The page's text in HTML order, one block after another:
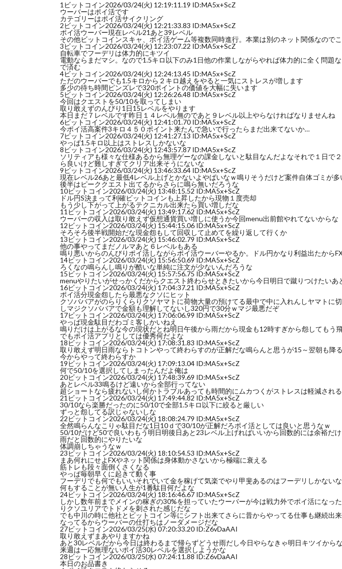
1 ビットコイン2026/03/24(火) 12:19:11.19 ID:MA5x+ScZ
ウーバーはポイ活です
カテゴリーはポイ活サイクリング
2ビットコイン2026/03/24(火) 12:21:33.83 ID:MA5x+ScZ
ポイ活ウーバー現在レベル21あと39レベル
その他ビットコインスキャ、ポイ活ゲーム等複数同時進行。本業は別のネット関係なので
3ビットコイン2026/03/24(火) 12:23:07.22 ID:MA5x+ScZ
自転車でフーデリは体力的にキツイ
電動ならまだマシ。なので1.5キロ以下のみ1日他の作業しながらやれば体力的に全く問題
で済む
4ビットコイン2026/03/24(火) 12:24:13.45 ID:MA5x+ScZ
ただのウーバーでも1.5キロから２キロ越えをやると一気にストレスが増します
多少の待ち時間ピンズレで320ポイントの価値を大幅に失います
5ビットコイン2026/03/24(火) 12:26:26.48 ID:MA5x+ScZ
今回はクエストを50/10を取ってしまい
取り敢えずのんびり1日15レベルをやります
本日まだ７レベルです昨日１４レベル無のであと９レベル以上やらなければなりませんね
6ビットコイン2026/03/24(火) 12:41:01.70 ID:MA5x+ScZ
今ポイ活高案件3キロ４５０ポイント来たんで急いで行ったらまだ出来てないか…
7ビットコイン2026/03/24(火) 12:41:27.13 ID:MA5x+ScZ
やっぱ1.5キロ以上はストレスしかないな
8ビットコイン2026/03/24(火) 12:43:57.87 ID:MA5x+ScZ
ソリティアも様々な仕様あるから無理ゲーなの課金しないと駄目なんだよなそれで１日で
ら良いけど難しすぎてクリア出来そうにないな
9ビットコイン2026/03/24(火) 13:46:33.64 ID:MA5x+ScZ
現在レベル26あと最低4レベル上げとかないよやばいなｗ鳴りそうだけど案件自体ゴミが多
後半はピーククエスト出てるからさらに鳴ら無いだろうな
10ビットコイン2026/03/24(火) 13:48:15.52 ID:MA5x+ScZ
ドル円S決まって利確ビットコインも上昇したから現物１度売却
もう少し下がって上がるテクニカル出来たら買い増しだな
11 ビットコイン2026/03/24(火) 13:49:17.62 ID:MA5x+ScZ
ウーバーの収入は取り敢えず仮想通貨買い増しに使うか今回menu出前館やれてないからな
12ビットコイン2026/03/24(火) 15:44:15.06 ID:MA5x+ScZ
そろそろ後半戦開始だな現金怨もして回収して止めてを繰り返して行くか
13ビットコイン2026/03/24(火) 15:46:02.79 ID:MA5x+ScZ
他の事やってまだノルマあと６レベルもある
鳴り悪いからのんびりポイ活しながらポイ活ウーバーやるか。ドル円かなり利益出たから
14ビットコイン2026/03/24(火) 15:56:50.69 ID:MA5x+ScZ
ろくなの鳴らんし鳴りが酷いな単純に注文が少ないんだろうな
15ビットコイン2026/03/24(火) 15:57:56.75 ID:MA5x+ScZ
menuやりたいがせっかくだからクエスト終わらせときたいから今日明日で蹴りつけたいあ
16ビットコイン2026/03/24(火) 17:04:37.21 ID:MA5x+ScZ
ポイ活分現金怨したら最悪なクソにヒット
クソババアがのらりくらりクソヤマトに荷物大量の預けてる最中で中に入れんしヤマトに
しマジクソババアで金額も理解してないし320円で30分ｗマジ最悪だぞ
17ビットコイン2026/03/24(火) 17:06:06.99 ID:MA5x+ScZ
やっぱ現金駄目だわゴミ客しかいねえ
鳴りだけは上がるな今の現状だとね明日午後から雨だから現金も12時すぎから怨してもう
でもポイ活アプリとしては優秀何だよな
18ビットコイン2026/03/24(火) 17:08:31.83 ID:MA5x+ScZ
取り敢えず明日雨ならトコトンやって終わらすのが正解だな鳴らんと思うが15～翌朝も降
今からやって終わらすか
19ビットコイン2026/03/24(火) 17:09:13.04 ID:MA5x+ScZ
何で50/10を選択してしまったんだよ俺は
20ビットコイン2026/03/24(火) 17:48:39.69 ID:MA5x+ScZ
あとレベル33鳴るけど遠いから全部行ってない
超ショートなら疲れないし何かトラブルあっても時間的にムカつくがストレスは軽減され
21 ビットコイン2026/03/24(火) 17:49:44.82 ID:MA5x+ScZ
30/10なら楽勝だったのに50/10で全部1.5キロ以下に絞ると厳しい
ずっと怨してる訳じゃないしな
22ビットコイン2026/03/24(火) 18:08:24.79 ID:MA5x+ScZ
全然鳴らんなこりゃ駄目だな1日10ｄで30/10が正解だろポイ活としては良いと思うなｗ
50/10だけど50で良いわもう明日明後日あと23レベル上げればいいから回数的には余裕だ
雨だと回数的にやりたいな
体調崩しちゃうなｗ
23ビットコイン2026/03/24(火) 18:10:54.53 ID:MA5x+ScZ
まあ何れにせよFXやネット関係は身体動かさないから極端に衰える
筋トレも段々面倒くさくなる
やっぱ毎朝早くに起きて動く事
フーデリでも何でもいいそれでいて金を稼げて気楽でやり甲斐あるのはフーデリしかないな
何もすることが無い人生が1番駄目何だよな
24ビットコイン2026/03/24(火) 18:16:46.67 ID:MA5x+ScZ
しかし数年前までメインの稼ぎの30%を担っていたウーバーが今は戦力外でポイ活になっ
りクソユリアでトドメを刺された感じだな
でも中川の時に他社とビットコイン等にシフト出来てさらに昔からやってる仕事も継続出
なってるからウーバーの仕打ちはノーダメージだな
27ビットコイン2026/03/25(水) 07:20:33.20 ID:Z6vDaAAI
取り敢えずまあやりますかね
あと30レベルだから今日は終わるまで帰らずどうせ雨だし今日やらなきゃ明日キツイからな
来週は一応無理ないポイ活30レベルを選択しようかな
28ビットコイン2026/03/25(水) 07:24:11.88 ID:Z6vDaAAI
本日のお品書き